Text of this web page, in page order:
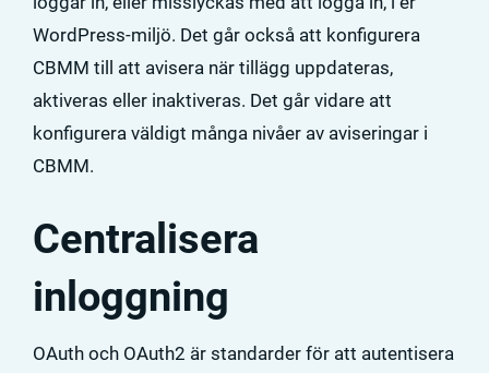
WordPress-miljö. Det går också att konfigurera
CBMM till att avisera när tillägg uppdateras,
aktiveras eller inaktiveras. Det går vidare att
konfigurera väldigt många nivåer av aviseringar i
CBMM.
Centralisera
inloggning
OAuth och OAuth2 är standarder för att autentisera